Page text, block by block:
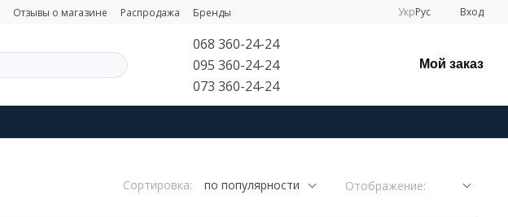
Отзывы о магазине Распродажа Бренды УкрРус Вход
068 360-24-24
095 360-24-24
073 360-24-24
Мой заказ
Сортировка: по популярности Отображение: